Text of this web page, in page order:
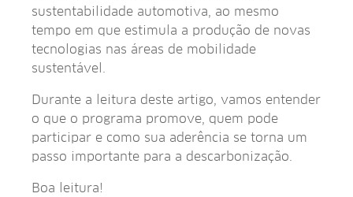
sustentabilidade automotiva, ao mesmo
tempo em que estimula a produção de novas
tecnologias nas áreas de mobilidade
sustentável.
Durante a leitura deste artigo, vamos entender
o que o programa promove, quem pode
participar e como sua aderência se torna um
passo importante para a descarbonização.
Boa leitura!